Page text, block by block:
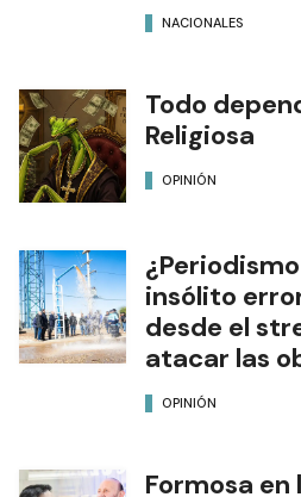
NACIONALES
Todo
Religiosa
OPINIÓN
insólito
desde el
atacar las
OPINIÓN
Formosa en